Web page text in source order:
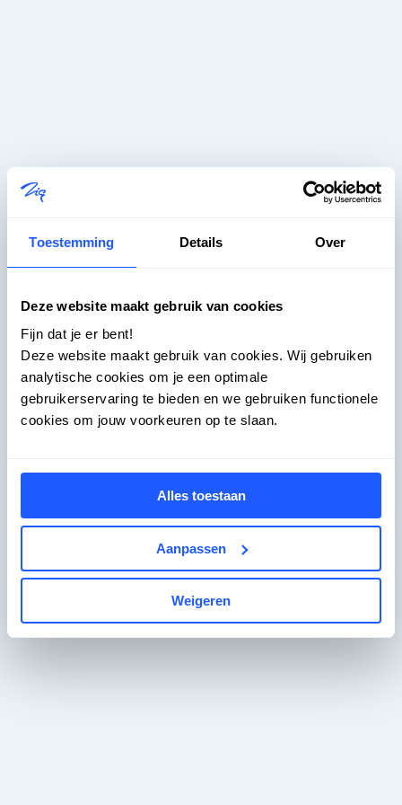
Toestemming Details Over
Deze website maakt gebruik van cookies
Fijn dat je er bent!
Deze website maakt gebruik van cookies. Wij gebruiken
analytische cookies om je een optimale
gebruikerservaring te bieden en we gebruiken functionele
cookies om jouw voorkeuren op te slaan.
Alles toestaan
Aanpassen
Weigeren
Coming Soon